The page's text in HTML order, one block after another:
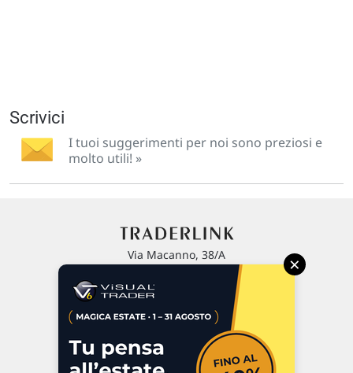
Scrivici
I tuoi suggerimenti per noi sono preziosi e
molto utili! »
Via Macanno, 38/A
P.IVA 02 452 460 401
Commenti e segnalazioni
×